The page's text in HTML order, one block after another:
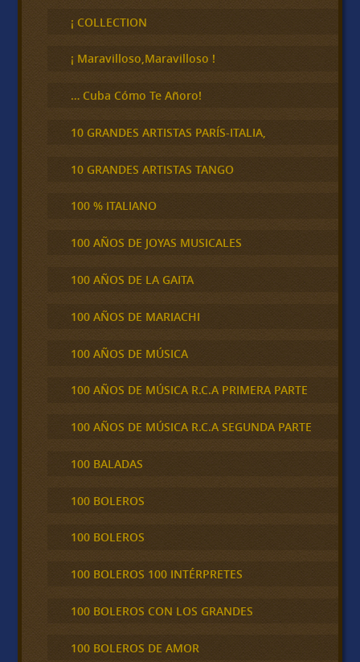
c
a
¡ COLLECTION
¡ Maravilloso,Maravilloso !
… Cuba Cómo Te Añoro!
10 GRANDES ARTISTAS PARÍS-ITALIA,
10 GRANDES ARTISTAS TANGO
100 % ITALIANO
100 AÑOS DE JOYAS MUSICALES
100 AÑOS DE LA GAITA
100 AÑOS DE MARIACHI
100 AÑOS DE MÚSICA
100 AÑOS DE MÚSICA R.C.A PRIMERA PARTE
100 AÑOS DE MÚSICA R.C.A SEGUNDA PARTE
100 BALADAS
100 BOLEROS
100 BOLEROS
100 BOLEROS 100 INTÉRPRETES
100 BOLEROS CON LOS GRANDES
100 BOLEROS DE AMOR